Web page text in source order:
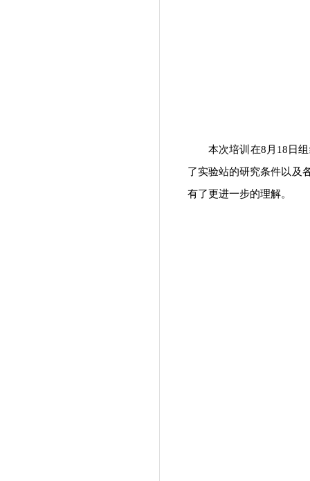
本次培训在8月18日
了实验站的研究条件以及
有了更进一步的理解。